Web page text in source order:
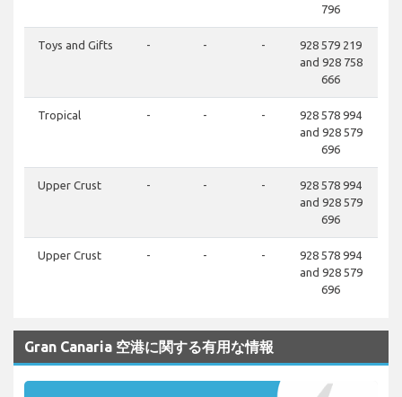
796
Toys and Gifts - - -
928 579 219
and 928 758
666
Tropical - - -
928 578 994
and 928 579
696
Upper Crust - - -
928 578 994
and 928 579
696
Upper Crust - - -
928 578 994
and 928 579
696
Gran Canaria 空港に関する有用な情報